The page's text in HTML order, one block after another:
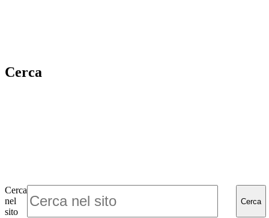
Cerca
Cerca
nel
sito
Cerca